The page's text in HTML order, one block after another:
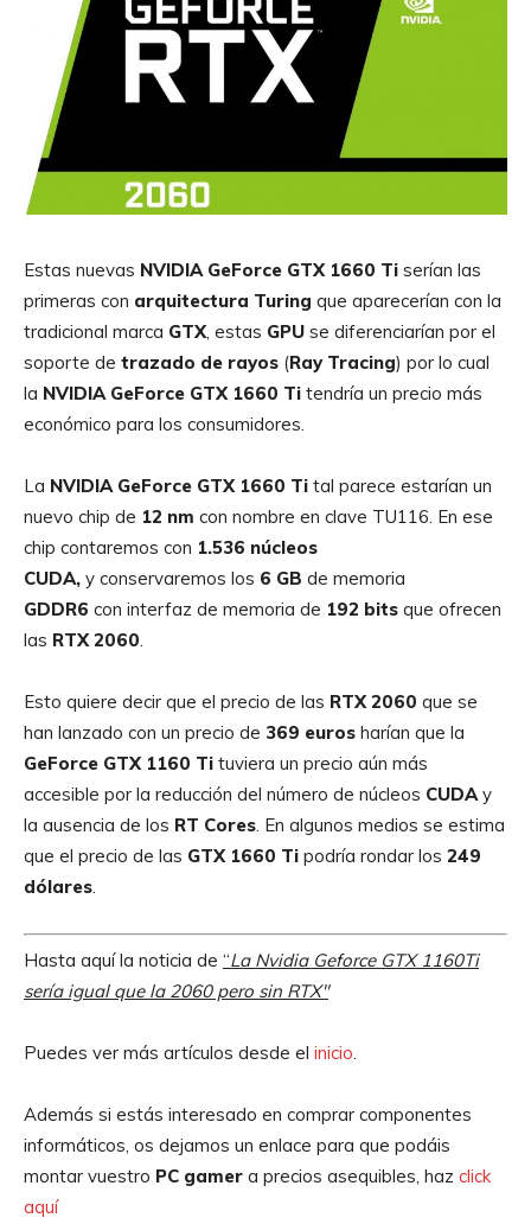
Estas nuevas NVIDIA GeForce GTX 1660 Ti serían las
primeras con arquitectura Turing que aparecerían con la
tradicional marca GTX, estas GPU se diferenciarían por el
soporte de trazado de rayos (Ray Tracing) por lo cual
la NVIDIA GeForce GTX 1660 Ti tendría un precio más
económico para los consumidores.
La NVIDIA GeForce GTX 1660 Ti tal parece estarían un
nuevo chip de 12 nm con nombre en clave TU116. En ese
chip contaremos con 1.536 núcleos
CUDA, y conservaremos los 6 GB de memoria
GDDR6 con interfaz de memoria de 192 bits que ofrecen
las RTX 2060.
Esto quiere decir que el precio de las RTX 2060 que se
han lanzado con un precio de 369 euros harían que la
GeForce GTX 1160 Ti tuviera un precio aún más
accesible por la reducción del número de núcleos CUDAy
la ausencia de los RT Cores. En algunos medios se estima
que el precio de las GTX 1660 Ti podría rondar los 249
dólares.
Hasta aquí la noticia de “La Nvidia Geforce GTX 1160Ti
sería igual que la 2060 pero sin RTX″
Puedes ver más artículos desde el inicio
Además si estás interesado en comprar componentes
informáticos, os dejamos un enlace para que podáis
montar vuestro PC gamer a precios asequibles, haz click
aquí